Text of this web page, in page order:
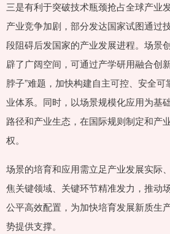
三是有利于突破技术瓶颈抢占全球产业
产业竞争加剧，部分发达国家试图通过
段阻碍后发国家的产业发展进程。场景
辟了广阔空间，可通过产学研用融合创
脖子”难题，加快构建自主可控、安全
业体系。同时，以场景规模化应用为基
路径和产业生态，在国际规则制定和产
权。
场景的培育和应用需立足产业发展实际
焦关键领域、关键环节精准发力，推动
公平高效配置，为加快培育发展新质生
势提供支撑。